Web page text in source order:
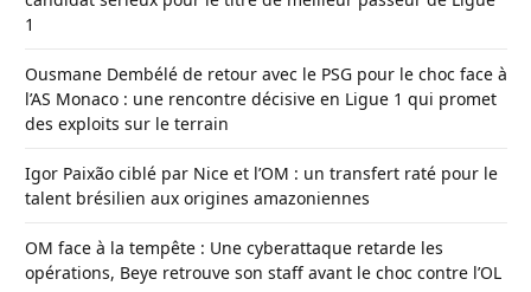
1
Ousmane Dembélé de retour avec le PSG pour le choc face à
l’AS Monaco : une rencontre décisive en Ligue 1 qui promet
des exploits sur le terrain
Igor Paixão ciblé par Nice et l’OM : un transfert raté pour le
talent brésilien aux origines amazoniennes
OM face à la tempête : Une cyberattaque retarde les
opérations, Beye retrouve son staff avant le choc contre l’OL